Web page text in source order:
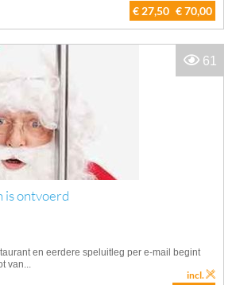
€ 27,50 € 70,00
is ontvoerd
en eerdere speluitleg per e-mail begint
van...
incl.
61